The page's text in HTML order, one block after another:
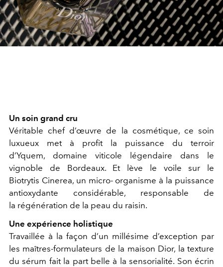
Un soin grand cru
Véritable chef d’œuvre de la cosmétique, ce soin
luxueux met à profit la puissance du terroir
d’Yquem, domaine viticole légendaire dans le
vignoble de Bordeaux. Et lève le voile sur le
Biotrytis Cinerea, un micro- organisme à la puissance
antioxydante considérable, responsable de
la régénération de la peau du raisin.
Une expérience holistique
Travaillée à la façon d’un millésime d’exception par
les maîtres-formulateurs de la maison Dior, la texture
du sérum fait la part belle à la sensorialité. Son écrin